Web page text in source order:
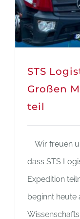
STS
Großen
teil
Wir freuen
dass STS
Expedition
beginnt heute